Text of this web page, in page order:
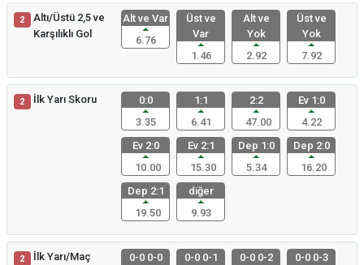
2
Altı/Üstü 2,5 ve
Karşılıklı Gol
Alt ve Var
6.76
Üst ve
Var
1.46
Alt ve
Yok
2.92
Üst ve
Yok
7.92
2 İlk Yarı Skoru
0:0
3.35
1:1
6.41
2:2
47.00
Ev 1:0
4.22
Ev 2:0
10.00
Ev 2:1
15.30
Dep 1:0
5.34
Dep 2:0
16.20
Dep 2:1
19.50
diğer
9.93
2
İlk Yarı/Maç
0-0 0-0
0-0 0-1
0-0 0-2
0-0 0-3